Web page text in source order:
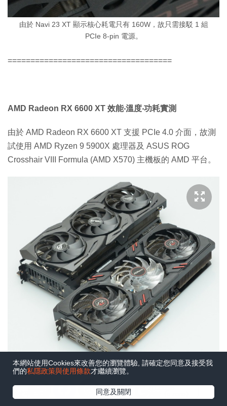
本網站使用Cookies來改善您的瀏覽體驗, 請確定您同意及接受我
們的私隱政策與使用條款才繼續瀏覽。
同意及關閉
由於 Navi 23 XT 顯示核心耗電只有 160W，故只需接駁 1 組
PCIe 8-pin 電源。
====================================
AMD Radeon RX 6600 XT 效能‧溫度‧功耗實測
由於 AMD Radeon RX 6600 XT 支援 PCIe 4.0 介面，故測
試使用 AMD Ryzen 9 5900X 處理器及 ASUS ROG
Crosshair VIII Formula (AMD X570) 主機板的 AMD 平台。
測試平台